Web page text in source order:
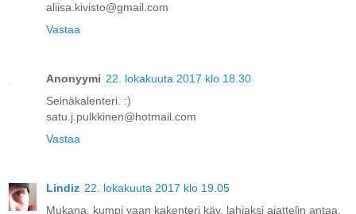
aliisa.kivisto@gmail.com
Vastaa
Anonyymi 22. lokakuuta 2017 klo 18.30
Seinäkalenteri. :)
satu.j.pulkkinen@hotmail.com
Vastaa
Lindiz 22. lokakuuta 2017 klo 19.05
Mukana, kumpi vaan kakenteri käy, lahjaksi ajattelin antaa.